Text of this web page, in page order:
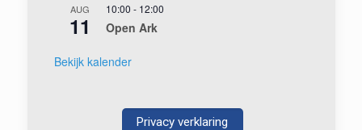
AUG
11
10:00 - 12:00
Open Ark
Bekijk kalender
Privacy verklaring